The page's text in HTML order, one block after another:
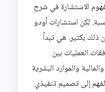
الاستشارة في شرح
لكن استشارات أودو
بكثير. هي تبدأ
العمليات بين
والموارد البشرية
إلى تصميم تنفيذي